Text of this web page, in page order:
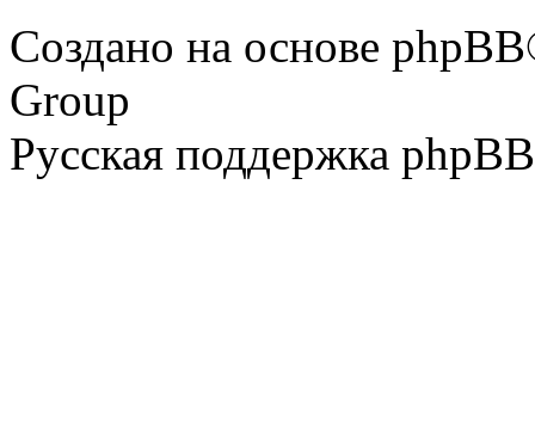
Создано на основе
Group
Русская поддержка phpBB